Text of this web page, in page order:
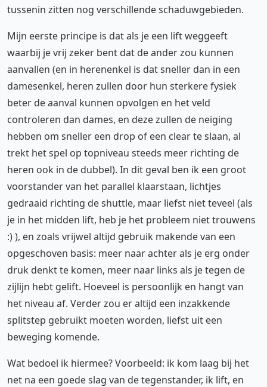
tussenin zitten nog verschillende schaduwgebieden.
Mijn eerste principe is dat als je een lift weggeeft
waarbij je vrij zeker bent dat de ander zou kunnen
aanvallen (en in herenenkel is dat sneller dan in een
damesenkel, heren zullen door hun sterkere fysiek
beter de aanval kunnen opvolgen en het veld
controleren dan dames, en deze zullen de neiging
hebben om sneller een drop of een clear te slaan, al
trekt het spel op topniveau steeds meer richting de
heren ook in de dubbel). In dit geval ben ik een groot
voorstander van het parallel klaarstaan, lichtjes
gedraaid richting de shuttle, maar liefst niet teveel (als
je in het midden lift, heb je het probleem niet trouwens
:) ), en zoals vrijwel altijd gebruik makende van een
opgeschoven basis: meer naar achter als je erg onder
druk denkt te komen, meer naar links als je tegen de
zijlijn hebt gelift. Hoeveel is persoonlijk en hangt van
het niveau af. Verder zou er altijd een inzakkende
splitstep gebruikt moeten worden, liefst uit een
beweging komende.
Wat bedoel ik hiermee? Voorbeeld: ik kom laag bij het
net na een goede slag van de tegenstander, ik lift, en